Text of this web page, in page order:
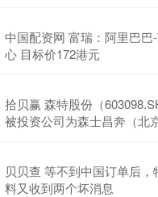
中国配资网 富瑞：阿里巴
心 目标价172港元
拾贝赢 森特股份（
被投资公司为森士昌奔（北
贝贝查 等不到中国订单后
料又收到两个坏消息